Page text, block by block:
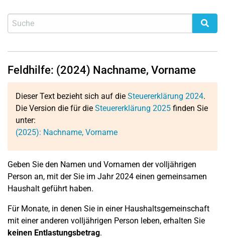
Feldhilfe: (2024) Nachname, Vorname
Dieser Text bezieht sich auf die Steuererklärung 2024.
Die Version die für die Steuererklärung 2025 finden Sie
unter:
(2025): Nachname, Vorname
Geben Sie den Namen und Vornamen der volljährigen
Person an, mit der Sie im Jahr 2024 einen gemeinsamen
Haushalt geführt haben.
Für Monate, in denen Sie in einer Haushaltsgemeinschaft
mit einer anderen volljährigen Person leben, erhalten Sie
keinen Entlastungsbetrag.